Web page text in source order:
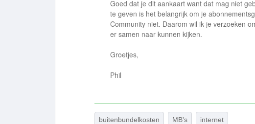
Goed dat je dit aankaart want dat mag niet
te geven is het belangrijk om je
Community niet. Daarom wil ik je verzoeken
er samen naar kunnen kijken.
Groetjes,
Phil
buitenbundelkosten MB's internet